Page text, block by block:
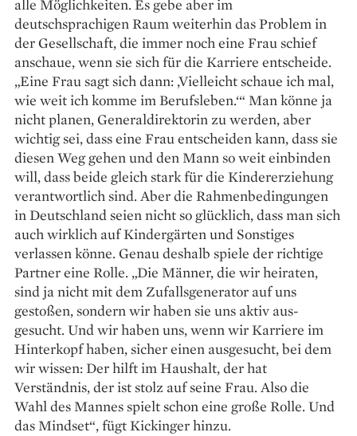
alle Möglichkeiten. Es gebe aber im
deutschsprachigen Raum weiterhin das Problem in
der Gesellschaft, die immer noch eine Frau schief
anschaue, wenn sie sich für die Karriere entscheide.
„Eine Frau sagt sich dann: ‚Vielleicht schaue ich mal,
wie weit ich komme im Berufs­leben.‘“ Man könne ja
nicht planen, Generaldirektorin zu werden, aber
wichtig sei, dass eine Frau entscheiden kann, dass sie
diesen Weg gehen und den Mann so weit einbinden
will, dass beide gleich stark für die Kindererziehung
verantwortlich sind. Aber die Rahmenbedingungen
in Deutschland seien nicht so glücklich, dass man sich
auch wirklich auf Kindergärten und Sonstiges
verlassen könne. Genau deshalb spiele der richtige
Partner eine Rolle. „Die Männer, die wir heiraten,
sind ja nicht mit dem Zufallsgenerator auf uns
gestoßen, sondern wir haben sie uns aktiv aus­
gesucht. Und wir haben uns, wenn wir Karriere im
Hinterkopf haben, sicher einen aus­gesucht, bei dem
wir wissen: Der hilft im Haushalt, der hat
Verständnis, der ist stolz auf seine Frau. Also die
Wahl des Mannes spielt schon eine große Rolle. Und
das Mindset“, fügt Kickinger hinzu.